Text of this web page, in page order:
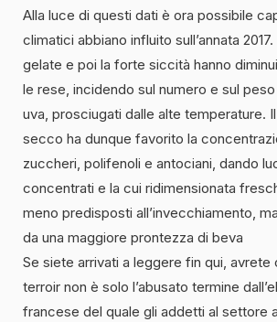
Alla luce di questi dati è ora possibile
climatici abbiano influito sull’annata
gelate e poi la forte siccità hanno
le rese, incidendo sul numero e sul
uva, prosciugati dalle alte temperature.
secco ha dunque favorito la
zuccheri, polifenoli e antociani, dando
concentrati e la cui ridimensionata
meno predisposti all’invecchiamento,
da una maggiore prontezza di beva
Se siete arrivati a leggere fin qui, avrete
terroir non è solo l’abusato termine
francese del quale gli addetti al settore